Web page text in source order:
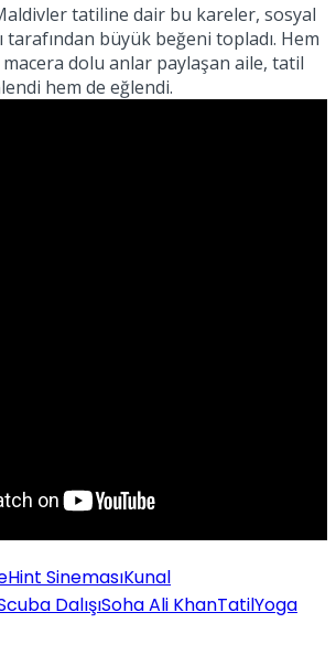
tatiline dair bu kareler, sosyal
tarafından büyük beğeni topladı. Hem
macera dolu anlar paylaşan aile, tatil
hem de eğlendi.
Hint SinemasıKunal
DalışıSoha Ali KhanTatilYoga